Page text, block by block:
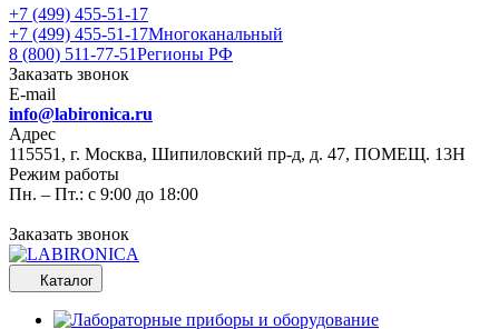
+7 (499) 455-51-17
+7 (499) 455-51-17Многоканальный
8 (800) 511-77-51Регионы РФ
Заказать звонок
E-mail
info@labironica.ru
Адрес
115551, г. Москва, Шипиловский пр-д, д. 47, ПОМЕЩ. 13Н
Режим работы
Пн. – Пт.: с 9:00 до 18:00
Заказать звонок
Каталог